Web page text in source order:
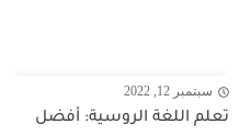
سبتمبر 12, 2022
تعلم اللغة الروسية: أفضل